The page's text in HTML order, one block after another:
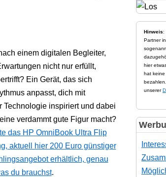
einem digitalen Begleiter,
nicht nur erfüllt,
Ein Gerät, das sich
anpasst, dich mit
Technologie inspiriert und dabei
verdammt gute Figur macht?
das HP OmniBook Ultra Flip
aktuell hier 200 Euro günstiger
erhältlich, genau
du brauchst.
Hinweis:
Partner
hier
hat keine
unserer